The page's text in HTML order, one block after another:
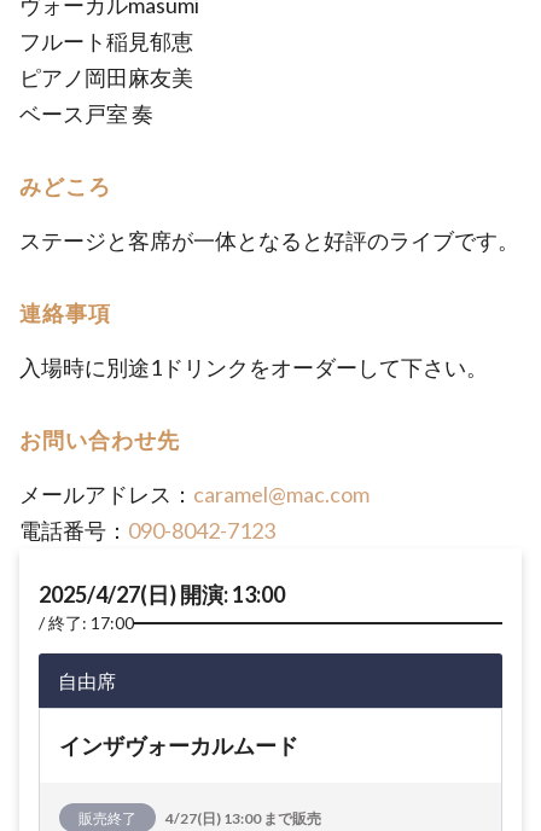
ヴォーカルmasumi
フルート稲見郁恵
ピアノ岡田麻友美
ベース戸室 奏
みどころ
ステージと客席が一体となると好評のライブです。
連絡事項
入場時に別途1ドリンクをオーダーして下さい。
お問い合わせ先
メールアドレス： caramel@mac.com
電話番号： 090-8042-7123
2025/4/27(日) 開演: 13:00
終了: 17:00
自由席
インザヴォーカルムード
販売終了 4/27(日) 13:00 まで販売